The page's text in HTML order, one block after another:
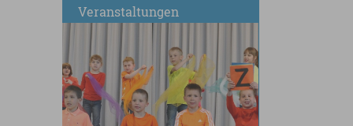
Veranstaltungen